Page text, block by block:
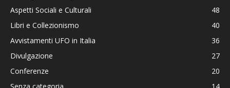
Aspetti Sociali e Culturali
48
Libri e Collezionismo
40
Avvistamenti UFO in Italia
36
Divulgazione
27
Conferenze
20
Senza categoria
14